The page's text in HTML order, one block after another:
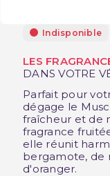
Indisponible
LES
DANS VOTRE
Parfait pour
dégage le
fraîcheur et de
fragrance
elle réunit
bergamote, de
d'oranger.